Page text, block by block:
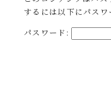
するには以下にパスワ
パスワード: